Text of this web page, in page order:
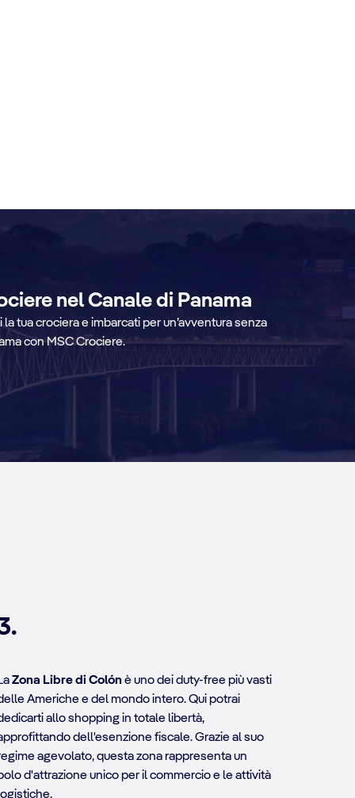
nel Canale di Panama
tua crociera e imbarcati per un’avventura senza
con MSC Crociere.
Zona Libre di Colón è uno dei duty-free più vasti
Americhe e del mondo intero. Qui potrai
allo shopping in totale libertà,
dell'esenzione fiscale. Grazie al suo
agevolato, questa zona rappresenta un
d'attrazione unico per il commercio e le attività